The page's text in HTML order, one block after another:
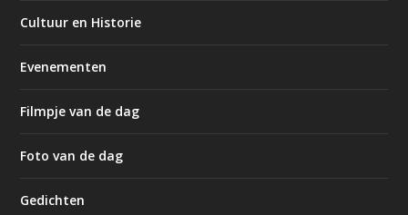
Cultuur en Historie
Evenementen
Filmpje van de dag
Foto van de dag
Gedichten